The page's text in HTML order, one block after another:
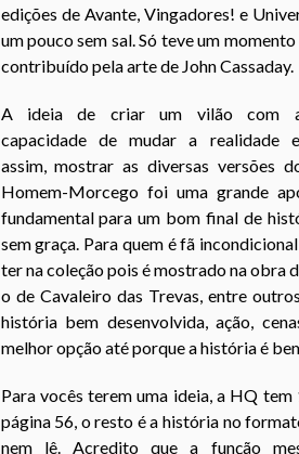
edições de Avante, Vingadores! e
um pouco sem sal. Só teve um
contribuído pela arte de John Cassaday.
A ideia de criar um vilão com
capacidade de mudar a realidade
assim, mostrar as diversas versões
Homem-Morcego foi uma grande
fundamental para um bom final de
sem graça. Para quem é fã
ter na coleção pois é mostrado na obra
o de Cavaleiro das Trevas, entre
história bem desenvolvida, ação,
melhor opção até porque a história é
Para vocês terem uma ideia, a HQ
página 56, o resto é a história no
nem lê. Acredito que a função